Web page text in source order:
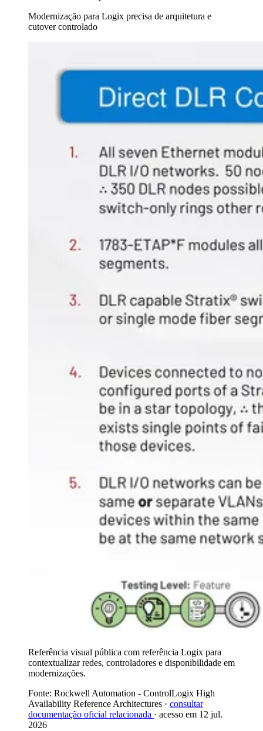
Modernização para Logix precisa de arquitetura e
cutover controlado
Referência visual pública com referência Logix para
contextualizar redes, controladores e disponibilidade em
modernizações.
Fonte: Rockwell Automation - ControlLogix High
Availability Reference Architectures · consultar
documentação oficial relacionada · acesso em 12 jul.
2026